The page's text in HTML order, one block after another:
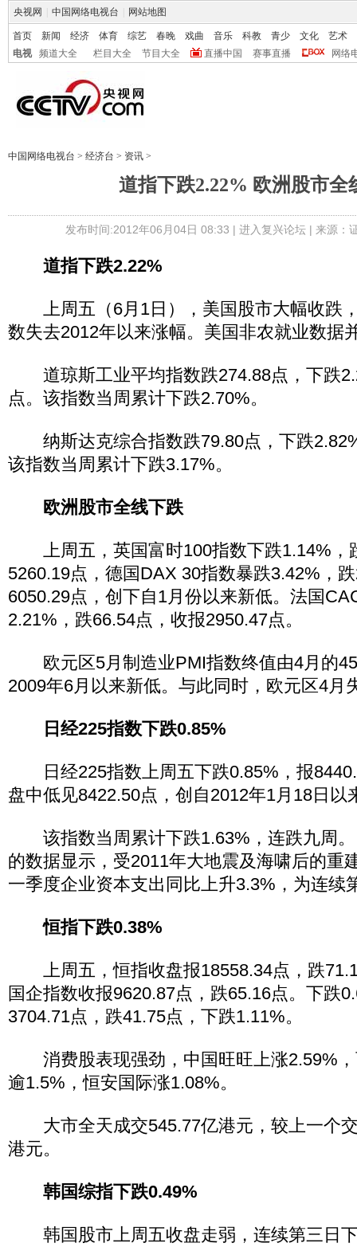
央视网 中国网络电视台 网站地图
首页 新闻 经济 体育 综艺 春晚 戏曲 音乐 科教 青少 文化
艺术
电视
频道大全 栏目大全 节目大全 直播中国 赛事直播 网络
中国网络电视台 > 经济台 > 资讯 >
道指下跌2.22% 欧洲股市全
发布时间:2012年06月04日 08:33 | 进入复兴论坛| 来源：
道指下跌2.22%
上周五（6月1日），美国股市大幅收跌
数失去2012年以来涨幅。美国非农就业数据
道琼斯工业平均指数跌274.88点，下跌
点。该指数当周累计下跌2.70%。
纳斯达克综合指数跌79.80点，下跌
该指数当周累计下跌3.17%。
欧洲股市全线下跌
上周五，英国富时100指数下跌1.14%，
5260.19点，德国DAX 30指数暴跌3.42%，
6050.29点，创下自1月份以来新低。法国
2.21%，跌66.54点，收报2950.47点。
欧元区5月制造业PMI指数终值由4月的
2009年6月以来新低。与此同时，欧元区4月
日经225指数下跌0.85%
日经225指数上周五下跌0.85%，报
盘中低见8422.50点，创自2012年1月18日以
该指数当周累计下跌1.63%，连跌九周。
的数据显示，受2011年大地震及海啸后的重
一季度企业资本支出同比上升3.3%，为连续
恒指下跌0.38%
上周五，恒指收盘报18558.34点，跌
国企指数收报9620.87点，跌65.16点。下跌
3704.71点，跌41.75点，下跌1.11%。
消费股表现强劲，中国旺旺上涨2.59%，
逾1.5%，恒安国际涨1.08%。
大市全天成交545.77亿港元，较上一个
港元。
韩国综指下跌0.49%
韩国股市上周五收盘走弱，连续第三日下